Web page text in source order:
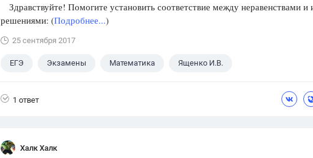
Здравствуйте! Помогите установить соответствие между неравенствами и
решениями: (Подробнее...)
25 сентября 2017
ЕГЭ Экзамены Математика Ященко И.В.
1 ответ
Халк Халк